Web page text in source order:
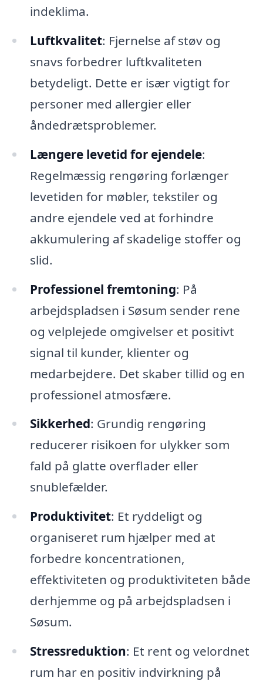
indeklima.
Luftkvalitet: Fjernelse af støv og
snavs forbedrer luftkvaliteten
betydeligt. Dette er især vigtigt for
personer med allergier eller
åndedrætsproblemer.
Længere levetid for ejendele:
Regelmæssig rengøring forlænger
levetiden for møbler, tekstiler og
andre ejendele ved at forhindre
akkumulering af skadelige stoffer og
slid.
Professionel fremtoning: På
arbejdspladsen i Søsum sender rene
og velplejede omgivelser et positivt
signal til kunder, klienter og
medarbejdere. Det skaber tillid og en
professionel atmosfære.
Sikkerhed: Grundig rengøring
reducerer risikoen for ulykker som
fald på glatte overflader eller
snublefælder.
Produktivitet: Et ryddeligt og
organiseret rum hjælper med at
forbedre koncentrationen,
effektiviteten og produktiviteten både
derhjemme og på arbejdspladsen i
Søsum.
Stressreduktion: Et rent og velordnet
rum har en positiv indvirkning på